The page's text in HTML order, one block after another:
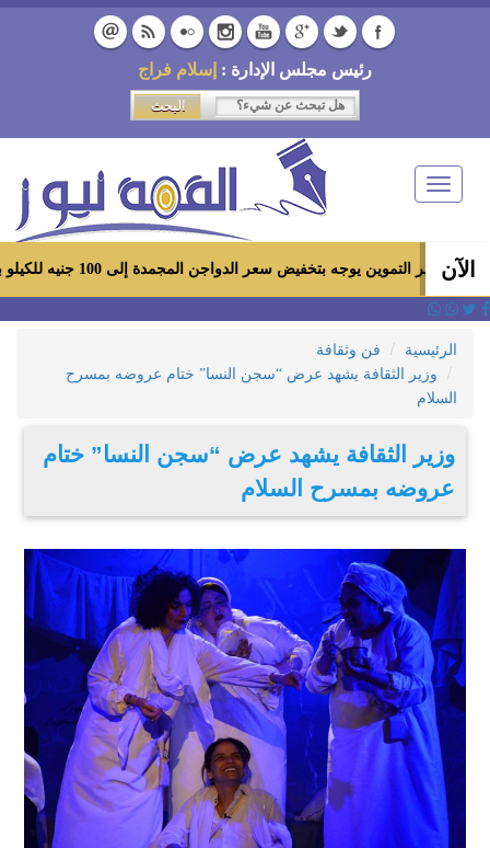
رئيس مجلس الإدارة : إسلام فراج
Toggle
navigation
الآن
وزير التموين يوجه بتخفيض سعر الدواجن المجمدة إلى 100 جنيه للكيلو بالمجمعات الاستهلاكية ومعارض «أهلاً رمضان»
الرئيسية
فن وثقافة
وزير الثقافة يشهد عرض “سجن النسا” ختام عروضه بمسرح
السلام
وزير الثقافة يشهد عرض “سجن النسا” ختام
عروضه بمسرح السلام